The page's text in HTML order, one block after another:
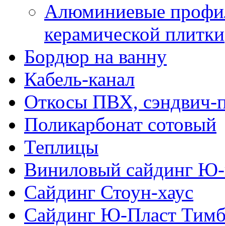
Алюминиевые
керамической плитки
Бордюр на ванну
Кабель-канал
Откосы ПВХ, сэндвич-
Поликарбонат сотовый
Теплицы
Виниловый сайдинг Ю-
Сайдинг Стоун-хаус
Сайдинг Ю-Пласт